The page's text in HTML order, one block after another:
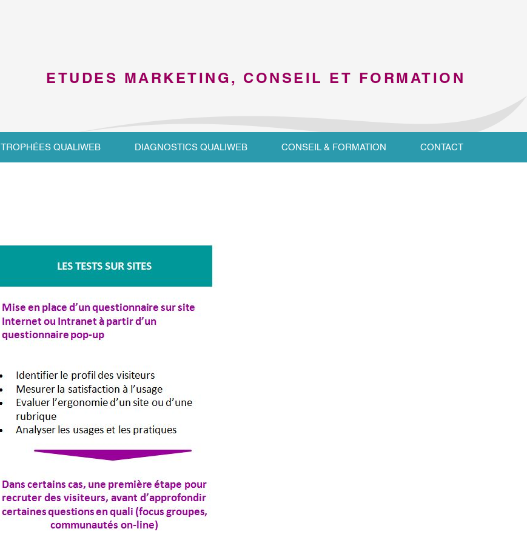
ETUDES MARKETING, CONSEIL ET FORMATION
TROPHÉES QUALIWEB DIAGNOSTICS QUALIWEB CONSEIL & FORMATION CONTACT